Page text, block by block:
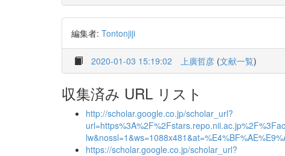
編集者: Tontonjiji
2020-01-03 15:19:02 上廣哲彦 (文献一覧)
収集済み URL リスト
http://scholar.google.co.jp/scholar_url?
https://scholar.google.co.jp/scholar_url?